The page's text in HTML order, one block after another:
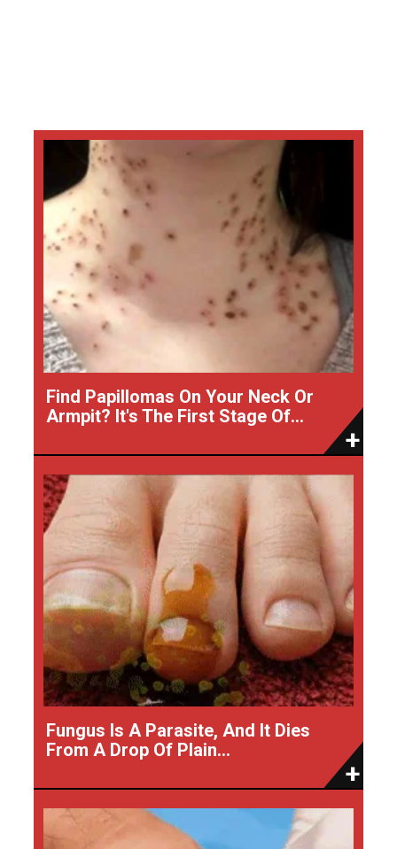
Find Papillomas On Your Neck Or
Armpit? It's The First Stage Of...
Fungus Is A Parasite, And It Dies
From A Drop Of Plain...